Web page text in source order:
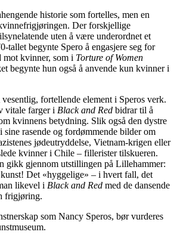
historie som fortelles, men en
Der forskjellige
uten å være underordnet et
tallet begynte Spero å engasjere seg for
kvinner, som i Torture of Women
begynte hun også å anvende kun kvinner i
vesentlig, fortellende element i Speros verk.
vitale farger i Black and Red bidrar til å
kvinnens betydning. Slik også den dystre
sine rasende og fordømmende bilder om
jødeutryddelse, Vietnam-krigen eller
kvinner i Chile – fillerister tilskueren.
gikk gjennom utstillingen på Lillehammer:
Det «hyggelige» – i hvert fall, det
likevel i Black and Red med de dansende
frigjøring.
som Nancy Speros, bør vurderes